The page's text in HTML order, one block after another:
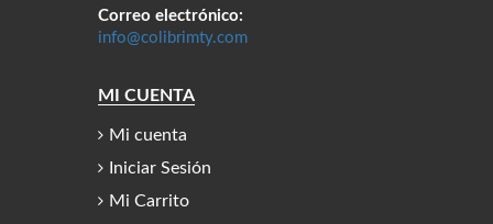
Correo electrónico:
info@colibrimty.com
MI CUENTA
Mi cuenta
Iniciar Sesión
Mi Carrito